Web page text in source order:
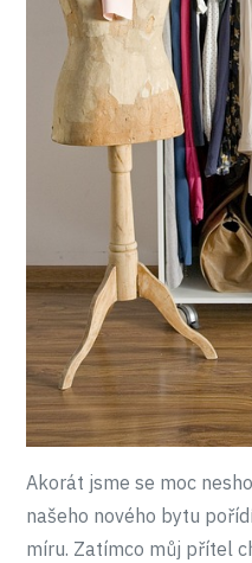
Akorát jsme se moc
našeho nového bytu
míru. Zatímco můj přítel